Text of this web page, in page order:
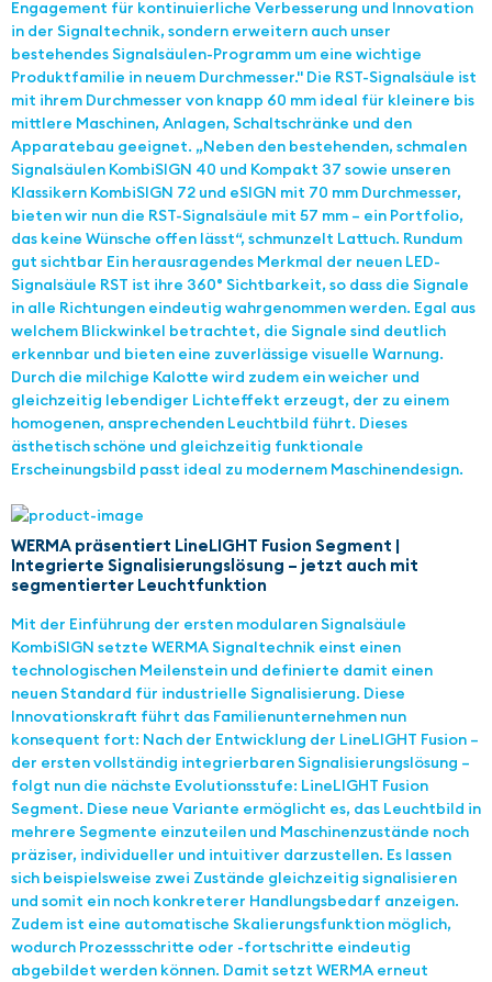
Engagement für kontinuierliche Verbesserung und Innovation
in der Signaltechnik, sondern erweitern auch unser
bestehendes Signalsäulen-Programm um eine wichtige
Produktfamilie in neuem Durchmesser." Die RST-Signalsäule ist
mit ihrem Durchmesser von knapp 60 mm ideal für kleinere bis
mittlere Maschinen, Anlagen, Schaltschränke und den
Apparatebau geeignet. „Neben den bestehenden, schmalen
Signalsäulen KombiSIGN 40 und Kompakt 37 sowie unseren
Klassikern KombiSIGN 72 und eSIGN mit 70 mm Durchmesser,
bieten wir nun die RST-Signalsäule mit 57 mm – ein Portfolio,
das keine Wünsche offen lässt“, schmunzelt Lattuch. Rundum
gut sichtbar Ein herausragendes Merkmal der neuen LED-
Signalsäule RST ist ihre 360° Sichtbarkeit, so dass die Signale
in alle Richtungen eindeutig wahrgenommen werden. Egal aus
welchem Blickwinkel betrachtet, die Signale sind deutlich
erkennbar und bieten eine zuverlässige visuelle Warnung.
Durch die milchige Kalotte wird zudem ein weicher und
gleichzeitig lebendiger Lichteffekt erzeugt, der zu einem
homogenen, ansprechenden Leuchtbild führt. Dieses
ästhetisch schöne und gleichzeitig funktionale
Erscheinungsbild passt ideal zu modernem Maschinendesign.
WERMA präsentiert LineLIGHT Fusion Segment |
Integrierte Signalisierungslösung – jetzt auch mit
segmentierter Leuchtfunktion
Mit der Einführung der ersten modularen Signalsäule
KombiSIGN setzte WERMA Signaltechnik einst einen
technologischen Meilenstein und definierte damit einen
neuen Standard für industrielle Signalisierung. Diese
Innovationskraft führt das Familienunternehmen nun
konsequent fort: Nach der Entwicklung der LineLIGHT Fusion –
der ersten vollständig integrierbaren Signalisierungslösung –
folgt nun die nächste Evolutionsstufe: LineLIGHT Fusion
Segment. Diese neue Variante ermöglicht es, das Leuchtbild in
mehrere Segmente einzuteilen und Maschinenzustände noch
präziser, individueller und intuitiver darzustellen. Es lassen
sich beispielsweise zwei Zustände gleichzeitig signalisieren
und somit ein noch konkreterer Handlungsbedarf anzeigen.
Zudem ist eine automatische Skalierungsfunktion möglich,
wodurch Prozessschritte oder -fortschritte eindeutig
abgebildet werden können. Damit setzt WERMA erneut